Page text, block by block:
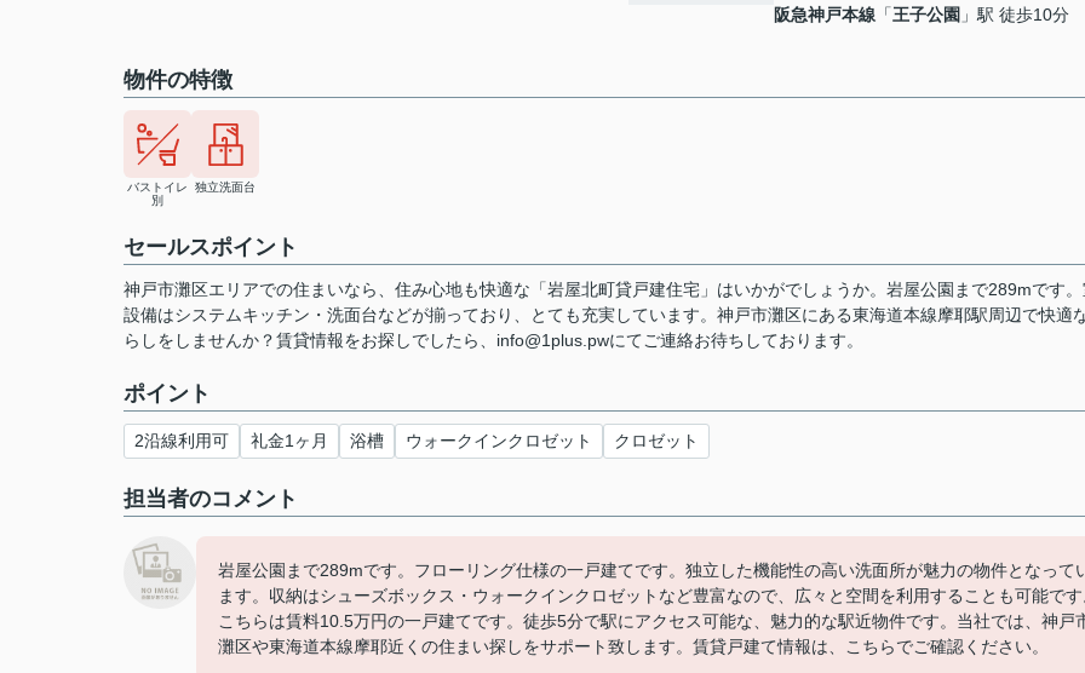
阪急神戸本線 「王子公園 」駅 徒歩10分
物件の特徴
バストイレ
別
独立洗面台
セールスポイント
神戸市灘区エリアでの住まいなら、住み心地も快適な「岩屋北町貸戸建住宅」はいかがでしょうか。岩屋公園まで289mです
設備はシステムキッチン・洗面台などが揃っており、とても充実しています。神戸市灘区にある東海道本線摩耶駅周辺で快適
らしをしませんか？賃貸情報をお探しでしたら、info@1plus.pwにてご連絡お待ちしております。
ポイント
2沿線利用可 礼金1ヶ月 浴槽 ウォークインクロゼット クロゼット
担当者のコメント
岩屋公園まで289mです。フローリング仕様の一戸建てです。独立した機能性の高い洗面所が魅力の物件となって
ます。収納はシューズボックス・ウォークインクロゼットなど豊富なので、広々と空間を利用することも可能で
こちらは賃料10.5万円の一戸建てです。徒歩5分で駅にアクセス可能な、魅力的な駅近物件です。当社では、神戸
灘区や東海道本線摩耶近くの住まい探しをサポート致します。賃貸戸建て情報は、こちらでご確認ください。